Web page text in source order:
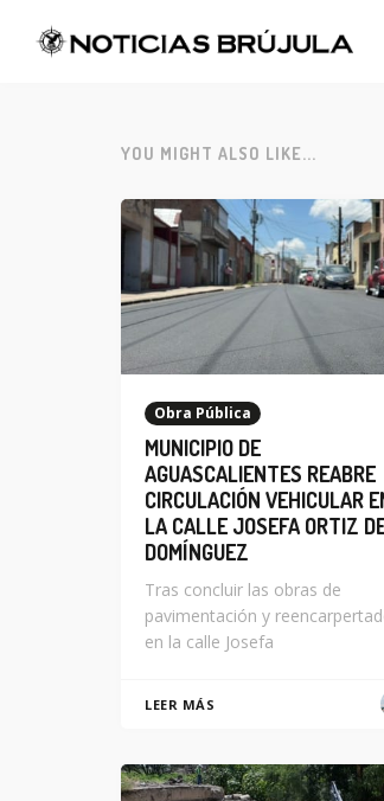
YOU MIGHT ALSO LIKE...
Obra Pública
MUNICIPIO DE
AGUASCALIENTES REABRE
CIRCULACIÓN VEHICULAR
LA CALLE JOSEFA ORTIZ
DOMÍNGUEZ
Tras concluir las obras de
pavimentación y
en la calle Josefa
LEER MÁS